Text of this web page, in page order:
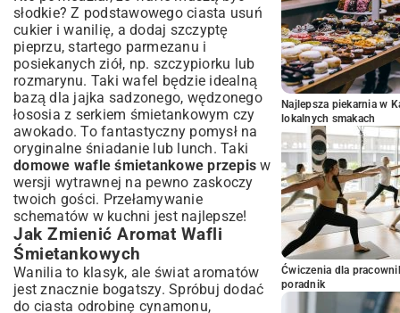
słodkie? Z podstawowego ciasta usuń
cukier i wanilię, a dodaj szczyptę
pieprzu, startego parmezanu i
posiekanych ziół, np. szczypiorku lub
rozmarynu. Taki wafel będzie idealną
bazą dla jajka sadzonego, wędzonego
łososia z serkiem śmietankowym czy
awokado. To fantastyczny pomysł na
oryginalne śniadanie lub lunch. Taki
domowe wafle śmietankowe przepis w
wersji wytrawnej na pewno zaskoczy
twoich gości. Przełamywanie
schematów w kuchni jest najlepsze!
Jak Zmienić Aromat Wafli
Śmietankowych
Wanilia to klasyk, ale świat aromatów
jest znacznie bogatszy. Spróbuj dodać
do ciasta odrobinę cynamonu,
Najlepsza piekarnia w
lokalnych smakach
Ćwiczenia dla
poradnik